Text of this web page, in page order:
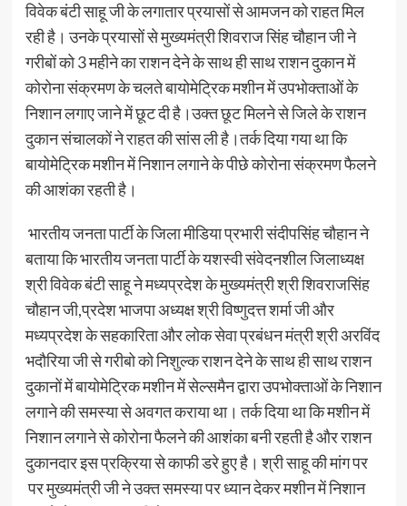
विवेक बंटी साहू जी के लगातार प्रयासों से आमजन को राहत मिल
रही है। उनके प्रयासों से मुख्यमंत्री शिवराज सिंह चौहान जी ने
गरीबों को 3 महीने का राशन देने के साथ ही साथ राशन दुकान में
कोरोना संक्रमण के चलते बायोमेट्रिक मशीन में उपभोक्ताओं के
निशान लगाए जाने में छूट दी है।उक्त छूट मिलने से जिले के राशन
दुकान संचालकों ने राहत की सांस ली है।तर्क दिया गया था कि
बायोमेट्रिक मशीन में निशान लगाने के पीछे कोरोना संक्रमण फैलने
की आशंका रहती है।
भारतीय जनता पार्टी के जिला मीडिया प्रभारी संदीपसिंह चौहान ने
बताया कि भारतीय जनता पार्टी के यशस्वी संवेदनशील जिलाध्यक्ष
श्री विवेक बंटी साहू ने मध्यप्रदेश के मुख्यमंत्री श्री शिवराजसिंह
चौहान जी,प्रदेश भाजपा अध्यक्ष श्री विष्णुदत्त शर्मा जी और
मध्यप्रदेश के सहकारिता और लोक सेवा प्रबंधन मंत्री श्री अरविंद
भदौरिया जी से गरीबो को निशुल्क राशन देने के साथ ही साथ राशन
दुकानों में बायोमेट्रिक मशीन में सेल्समैन द्वारा उपभोक्ताओं के निशान
लगाने की समस्या से अवगत कराया था। तर्क दिया था कि मशीन में
निशान लगाने से कोरोना फैलने की आशंका बनी रहती है और राशन
दुकानदार इस प्रक्रिया से काफी डरे हुए है। श्री साहू की मांग पर
पर मुख्यमंत्री जी ने उक्त समस्या पर ध्यान देकर मशीन में निशान